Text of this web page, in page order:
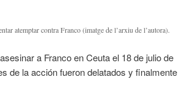
atemptar contra Franco (imatge de l’arxiu de l’autora).
a Franco en Ceuta el 18 de julio de
de la acción fueron delatados y finalmente